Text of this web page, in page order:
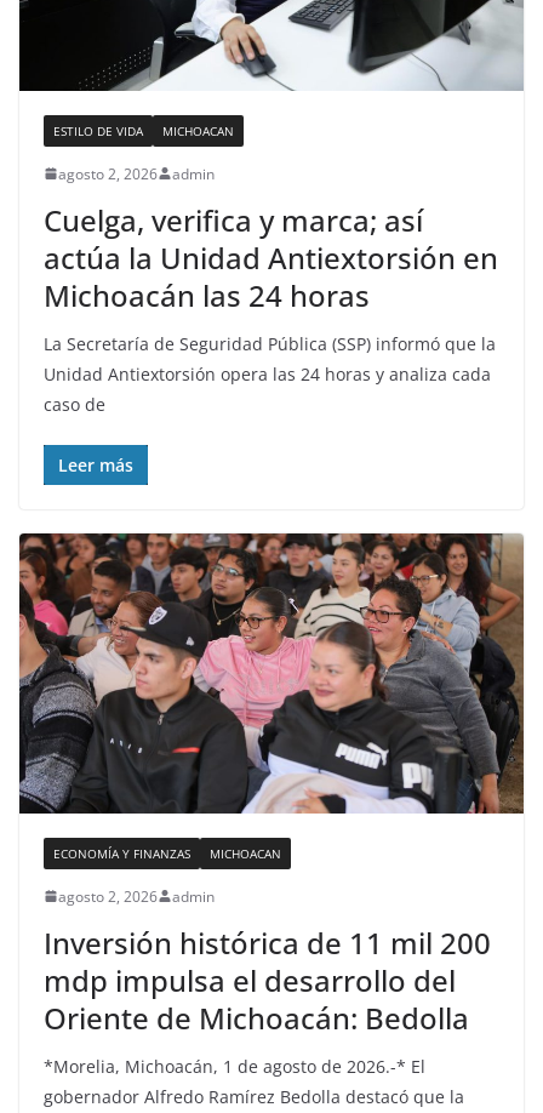
ESTILO DE VIDA MICHOACAN
agosto 2, 2026 admin
Cuelga, verifica y marca; así
actúa la Unidad Antiextorsión en
Michoacán las 24 horas
La Secretaría de Seguridad Pública (SSP) informó que la
Unidad Antiextorsión opera las 24 horas y analiza cada
caso de
Leer más
ECONOMÍA Y FINANZAS MICHOACAN
agosto 2, 2026 admin
Inversión histórica de 11 mil 200
mdp impulsa el desarrollo del
Oriente de Michoacán: Bedolla
*Morelia, Michoacán, 1 de agosto de 2026.-* El
gobernador Alfredo Ramírez Bedolla destacó que la